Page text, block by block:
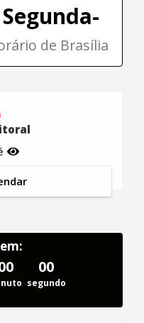
de Brasília
00
segundo